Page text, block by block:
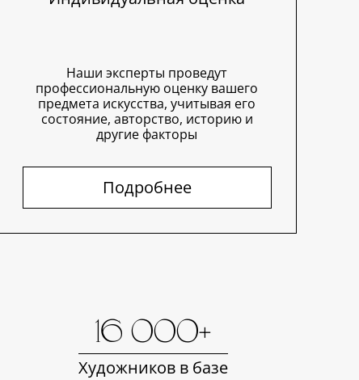
Наши эксперты проведут
профессиональную оценку вашего
предмета искусства, учитывая его
состояние, авторство, историю и
другие факторы
Подробнее
16 000+
Художников в базе